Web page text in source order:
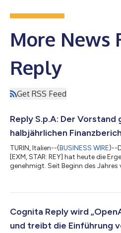
More News
Reply
Get RSS Feed
Reply S.p.A: Der
halbjährlichen
TURIN, Italien--(BUSINESS WIRE)--
[EXM, STAR: REY] hat heute die
genehmigt. Seit Beginn des Jahres
2025. Alle Indikatoren waren in
Millionen Euro gegenüber 223,7
dies entsprach 1...
Cognita Reply wird
und treibt die Einführung